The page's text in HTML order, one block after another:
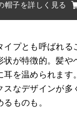
帽子を詳しく見る
イプとも呼ばれる
状が特徴的。髪や
耳を温められます
スなデザインが多
ものも。